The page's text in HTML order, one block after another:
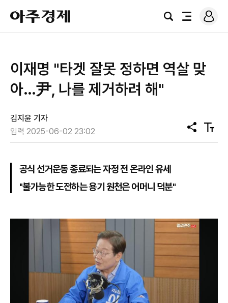
아
주
경
검
전
로
그
이재명 "타겟 잘못 정하면 역살 맞
아…尹, 나를 제거하려 해"
김지윤 기자
입력 2025-06-02 23:02
공
유
텍
스
공식 선거운동 종료되는 자정 전 온라인 유세
"불가능한 도전하는 용기 원천은 어머니 덕분"